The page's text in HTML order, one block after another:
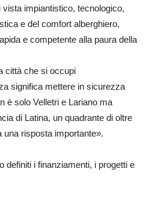
impiantistico, tecnologico,
e del comfort alberghiero,
e competente alla paura della
città che si occupi
significa mettere in sicurezza
è solo Velletri e Lariano ma
di Latina, un quadrante di oltre
una risposta importante».
definiti i finanziamenti, i progetti e